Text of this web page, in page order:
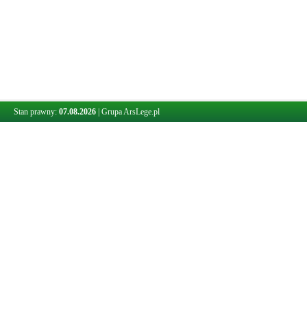
Stan prawny: 07.08.2026 Grupa ArsLege.pl